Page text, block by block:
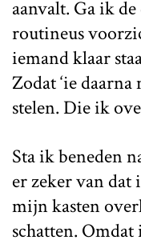
aanvalt. Ga ik
routineus
iemand klaar
Zodat ‘ie
stelen. Die ik
Sta ik beneden
er zeker van dat
mijn kasten
schatten.